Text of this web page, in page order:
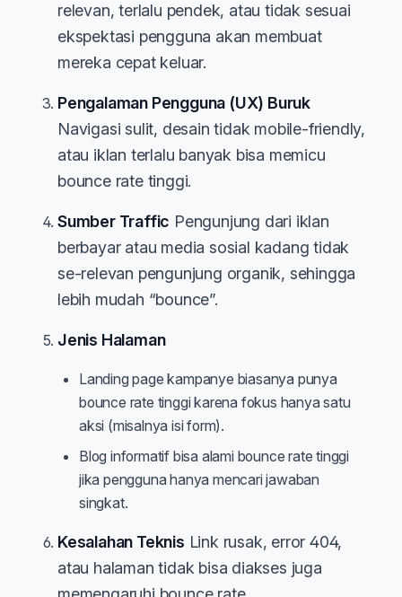
relevan, terlalu pendek, atau tidak sesuai
ekspektasi pengguna akan membuat
mereka cepat keluar.
Pengalaman Pengguna (UX) Buruk
Navigasi sulit, desain tidak mobile-friendly,
atau iklan terlalu banyak bisa memicu
bounce rate tinggi.
Sumber Traffic Pengunjung dari iklan
berbayar atau media sosial kadang tidak
se-relevan pengunjung organik, sehingga
lebih mudah “bounce”.
Jenis Halaman
Landing page kampanye biasanya punya
bounce rate tinggi karena fokus hanya satu
aksi (misalnya isi form).
Blog informatif bisa alami bounce rate tinggi
jika pengguna hanya mencari jawaban
singkat.
Kesalahan Teknis Link rusak, error 404,
atau halaman tidak bisa diakses juga